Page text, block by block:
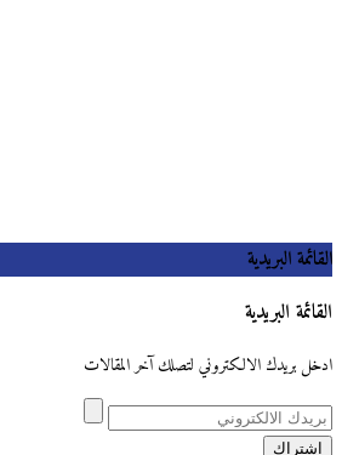
القائمة البريدية
القائمة البريدية
ادخل بريدك الالكتروني لتصلك آخر المقالات